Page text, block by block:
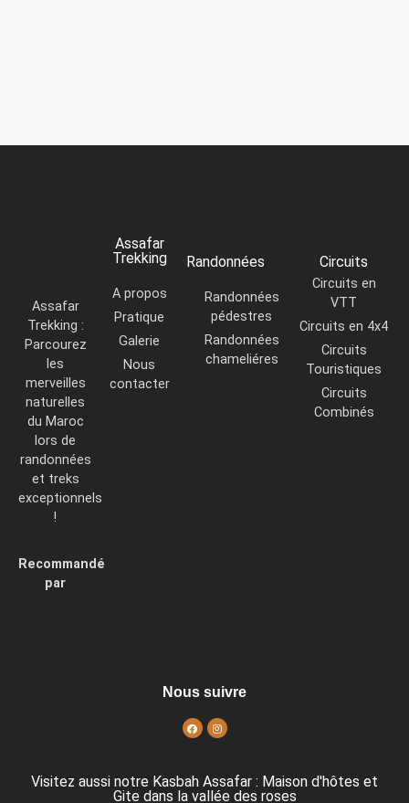
Assafar
Trekking :
Parcourez
les
merveilles
naturelles
du Maroc
lors de
randonnées
et treks
exceptionnels
!
Recommandé
par
Assafar
Trekking
A propos
Pratique
Galerie
Nous
contacter
Randonnées
Randonnées
pédestres
Randonnées
chameliéres
Circuits
Circuits en
VTT
Circuits en 4x4
Circuits
Touristiques
Circuits
Combinés
Nous suivre
Visitez aussi notre Kasbah Assafar : Maison d'hôtes et
Gite dans la vallée des roses